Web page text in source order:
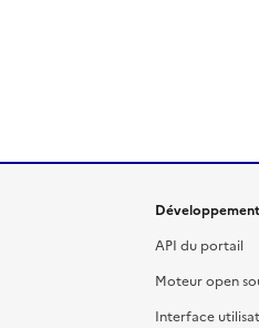
Développement
API du portail
Moteur open
Interface